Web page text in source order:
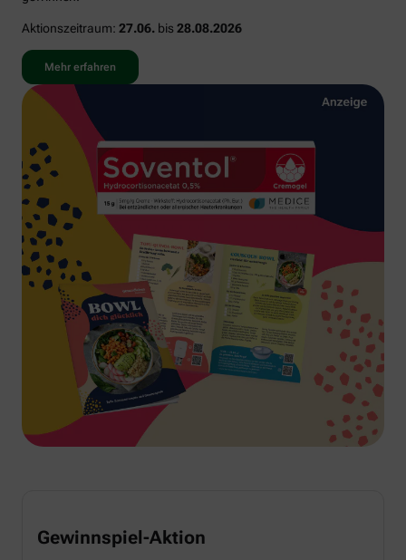
Aktionszeitraum: 27.06. bis 28.08.2026
Mehr erfahren
Gewinnspiel-Aktion